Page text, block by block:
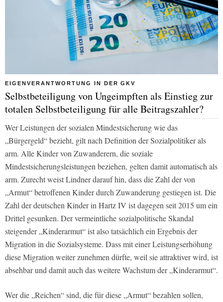
EIGENVERANTWORTUNG IN DER GKV
Selbstbeteiligung von Ungeimpften als Einstieg zur
totalen Selbstbeteiligung für alle Beitragszahler?
Wer Leistungen der sozialen Mindestsicherung wie das
„Bürgergeld“ bezieht, gilt nach Definition der Sozialpolitiker als
arm. Alle Kinder von Zuwanderern, die soziale
Mindestsicherungsleistungen beziehen, gelten damit automatisch als
arm. Zurecht weist Lindner darauf hin, dass die Zahl der von
„Armut“ betroffenen Kinder durch Zuwanderung gestiegen ist. Die
Zahl der deutschen Kinder in Hartz IV ist dagegen seit 2015 um ein
Drittel gesunken. Der vermeintliche sozialpolitische Skandal
steigender „Kinderarmut“ ist also tatsächlich ein Ergebnis der
Migration in die Sozialsysteme. Dass mit einer Leistungserhöhung
diese Migration weiter zunehmen dürfte, weil sie attraktiver wird, ist
absehbar und damit auch das weitere Wachstum der „Kinderarmut“.
Wer die „Reichen“ sind, die für diese „Armut“ bezahlen sollen,